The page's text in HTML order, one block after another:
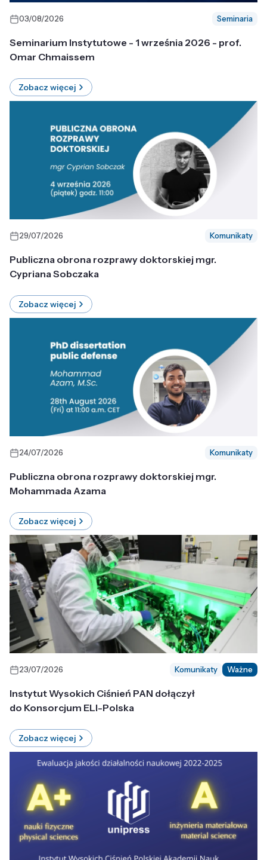
03/08/2026 Seminaria
Seminarium Instytutowe - 1 września 2026 - prof.
Omar Chmaissem
Zobacz więcej
29/07/2026 Komunikaty
Publiczna obrona rozprawy doktorskiej mgr.
Cypriana Sobczaka
Zobacz więcej
24/07/2026 Komunikaty
Publiczna obrona rozprawy doktorskiej mgr.
Mohammada Azama
Zobacz więcej
23/07/2026 Komunikaty Ważne
Instytut Wysokich Ciśnień PAN dołączył
do Konsorcjum ELI-Polska
Zobacz więcej